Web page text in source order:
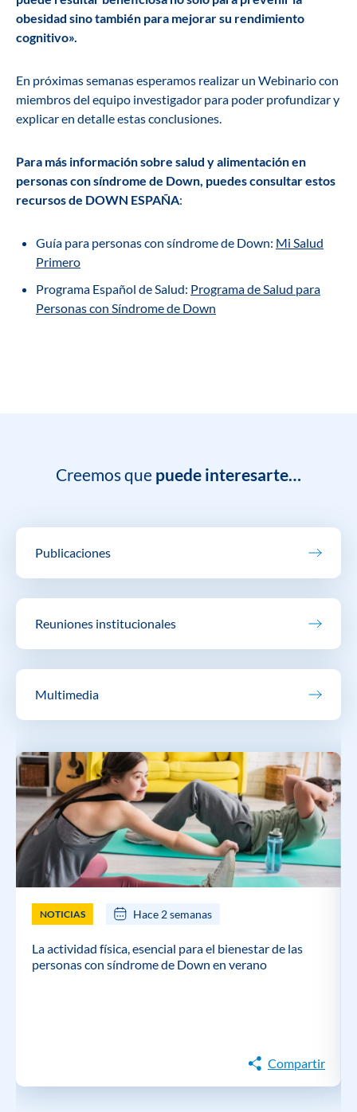
obesidad sino también para mejorar su rendimiento
cognitivo».
En próximas semanas esperamos realizar un Webinario con
miembros del equipo investigador para poder profundizar y
explicar en detalle estas conclusiones.
Para más información sobre salud y alimentación en
personas con síndrome de Down, puedes consultar estos
recursos de DOWN ESPAÑA:
Guía para personas con síndrome de Down: Mi Salud
Primero
Programa Español de Salud: Programa de Salud para
Personas con Síndrome de Down
Creemos que puede interesarte…
Publicaciones
Reuniones institucionales
Multimedia
NOTICIAS Hace 2 semanas
La actividad física, esencial para el bienestar de las
personas con síndrome de Down en verano
Compartir